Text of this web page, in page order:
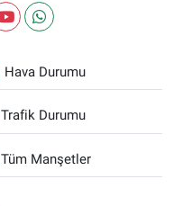
Hava Durumu
Trafik Durumu
Tüm Manşetler